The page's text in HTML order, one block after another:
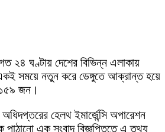
২৪ ঘণ্টায় দেশের বিভিন্ন এলাকায়
সময়ে নতুন করে ডেঙ্গুতে আক্রান্ত হয়ে
১৫৯ জন।
হেলথ ইমার্জেন্সি অপারেশন
পাঠানো এক সংবাদ বিজ্ঞপ্তিতে এ তথ্য